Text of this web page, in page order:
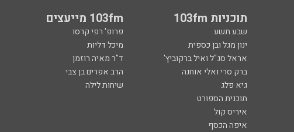
תוכניות 103fm 103fm מייעצים
שבע תשע פרופ' רפי קרסו
ינון מגל ובן כספית
מיכל דליות
אראל סג"ל ואיל ברקוביץ'
ד"ר מאיה רוזמן
ברק סרי ואלי אוחנה
הרב אפרים בן צבי
גיא פלג
שיחות לילה
תוכנית הספורט
איריס קול
איפה הכסף